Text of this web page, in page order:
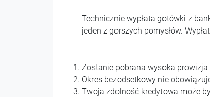
Technicznie wypłata gotówki z
jeden z gorszych pomysłów.
Zostanie pobrana wysoka
Okres bezodsetkowy nie
Twoja zdolność kredytowa może